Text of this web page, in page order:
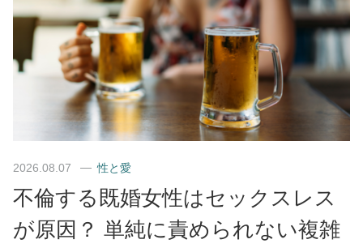
2026.08.07 性と愛
不倫する既婚女性はセックスレス
が原因？ 単純に責められない複雑